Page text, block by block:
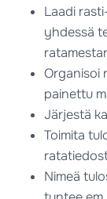
Laadi
yhdessä
Organisoi
painettu
Järjestä
Toimita
Nimeä